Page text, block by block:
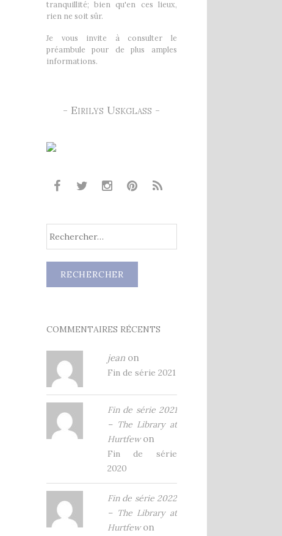
tranquillité; bien qu'en ces lieux,
rien ne soit sûr.
Je vous invite à consulter le
préambule pour de plus amples
informations.
- Eirilys Uskglass -
COMMENTAIRES RÉCENTS
jeanon
Fin de série 2021
Fin de série 2021
– The Library at
Hurtfewon
Fin de série
2020
Fin de série 2022
– The Library at
Hurtfewon